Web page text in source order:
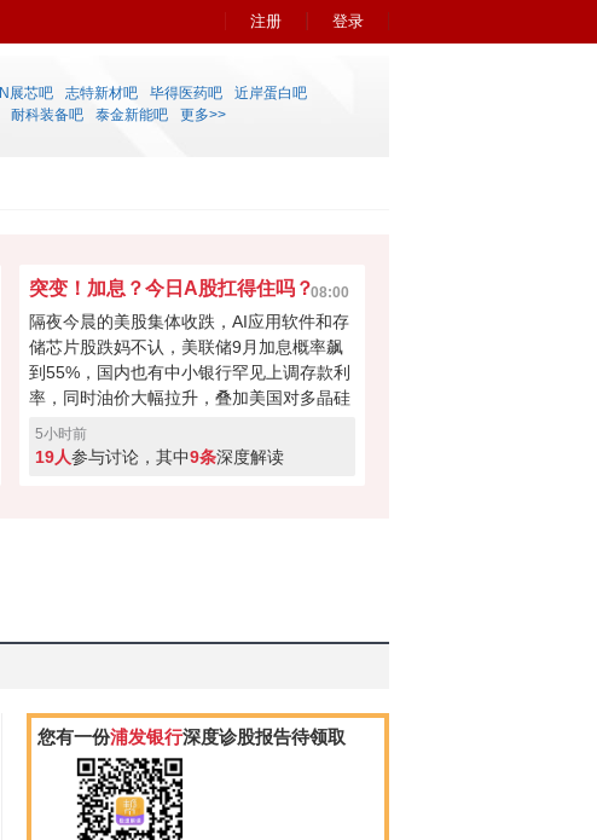
注册 登录
N展芯吧 志特新材吧 毕得医药吧
近岸蛋白吧
耐科装备吧 泰金新能吧 更多>>
突变！加息？今日A股扛得住吗？08:00
隔夜今晨的美股集体收跌，AI应用软件和存
储芯片股跌妈不认，美联储9月加息概率飙
到55%，国内也有中小银行罕见上调存款利
率，同时油价大幅拉升，叠加美国对多晶硅
及其衍生产品加征关税。 A股这边韧性拉
满，科创连涨3天，沪指重回3900关口，外
5小时前
19人参与讨论，其中9条深度解读
您有一份浦发银行深度诊股报告待领取